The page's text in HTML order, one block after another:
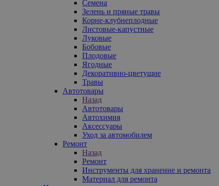
Семена
Зелень и пряные травы
Корне-клубнеплодные
Листовые-капустные
Луковые
Бобовые
Плодовые
Ягодные
Декоративно-цветущие
Травы
Автотовары
Назад
Автотовары
Автохимия
Аксессуары
Уход за автомобилем
Ремонт
Назад
Ремонт
Инструменты для хранение и ремонта
Материал для ремонта